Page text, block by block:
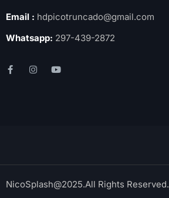
Email : hdpicotruncado@gmail.com
Whatsapp: 297-439-2872
NicoSplash@2025.All Rights Reserved.